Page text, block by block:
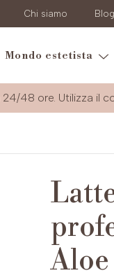
Chi siamo Blog
Mondo estetista
48 ore. Utilizza il